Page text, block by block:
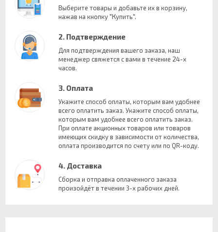
Выберите товары и добавьте их в корзину,
нажав на кнопку "Купить".
2. Подтверждение
Для подтверждения вашего заказа, наш
менеджер свяжется с вами в течение 24-х
часов.
3. Оплата
Укажите способ оплаты, которым вам удобнее
всего оплатить заказ. Укажите способ оплаты,
которым вам удобнее всего оплатить заказ.
При оплате акционных товаров или товаров
имеющих скидку в зависимости от количества,
оплата производится по счету или по QR-коду.
4. Доставка
Сборка и отправка оплаченного заказа
произойдёт в течении 3-х рабочих дней.